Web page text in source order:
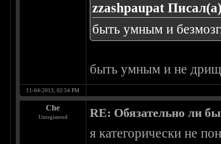
zzashpaupat
быть умным и
быть умным и не
11-04-2013, 02:54 PM
Che
Unregistered RE: Обязательно ли
я категорически не